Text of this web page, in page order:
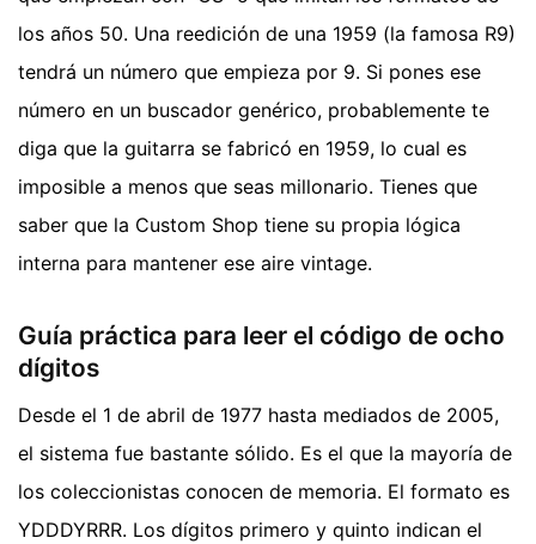
los años 50. Una reedición de una 1959 (la famosa R9)
tendrá un número que empieza por 9. Si pones ese
número en un buscador genérico, probablemente te
diga que la guitarra se fabricó en 1959, lo cual es
imposible a menos que seas millonario. Tienes que
saber que la Custom Shop tiene su propia lógica
interna para mantener ese aire vintage.
Guía práctica para leer el código de ocho
dígitos
Desde el 1 de abril de 1977 hasta mediados de 2005,
el sistema fue bastante sólido. Es el que la mayoría de
los coleccionistas conocen de memoria. El formato es
YDDDYRRR. Los dígitos primero y quinto indican el